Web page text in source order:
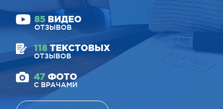
85 ВИДЕО
ОТЗЫВОВ
118 ТЕКСТОВЫХ
ОТЗЫВОВ
47 ФОТО
С ВРАЧАМИ